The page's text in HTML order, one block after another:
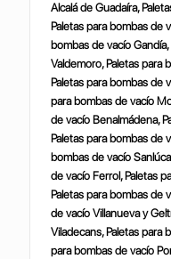
Alcalá de Guadaíra,
Paletas para bombas de
bombas de vacío
Valdemoro, Paletas para
Paletas para bombas de
para bombas de vacío
de vacío Benalmádena,
Paletas para bombas de
bombas de vacío
de vacío Ferrol, Paletas
Paletas para bombas de
de vacío Villanueva y
Viladecans, Paletas para
para bombas de vacío